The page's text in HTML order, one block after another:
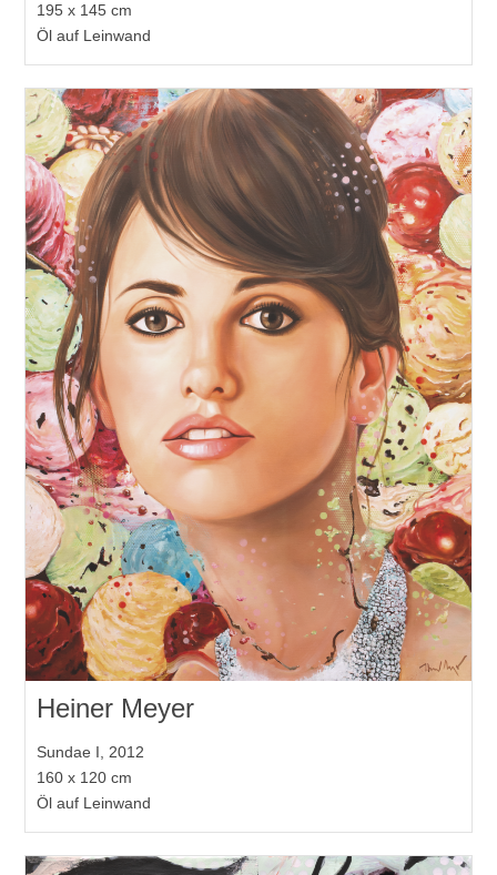
195 x 145 cm
Öl auf Leinwand
Heiner Meyer
Sundae I, 2012
160 x 120 cm
Öl auf Leinwand